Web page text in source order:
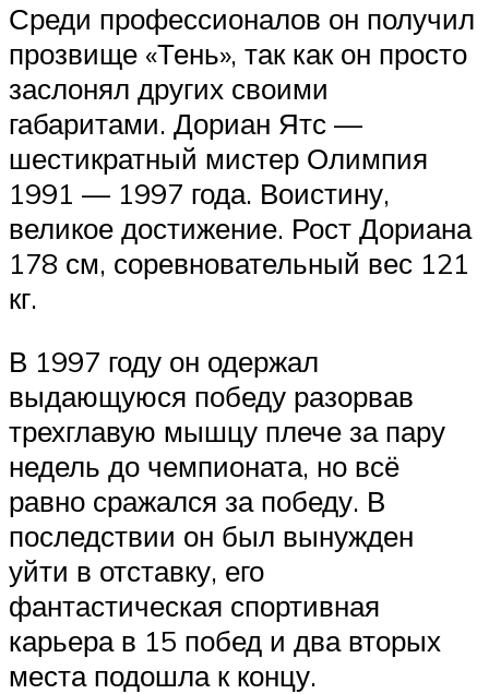
Среди профессионалов он получил
прозвище «Тень», так как он просто
заслонял других своими
габаритами. Дориан Ятс —
шестикратный мистер Олимпия
1991 — 1997 года. Воистину,
великое достижение. Рост Дориана
178 см, соревновательный вес 121
кг.
В 1997 году он одержал
выдающуюся победу разорвав
трехглавую мышцу плече за пару
недель до чемпионата, но всё
равно сражался за победу. В
последствии он был вынужден
уйти в отставку, его
фантастическая спортивная
карьера в 15 побед и два вторых
места подошла к концу.